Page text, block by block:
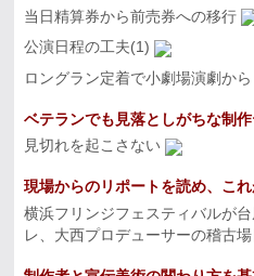
当日精算券から前売券への移行
公演日程の工夫(1)
ロングラン定着で小劇場演劇か
ベテランでも見落としがちな制
見切れを起こさない
現場からのリポートを読め、これ
横浜フリンジフェスティバルが
レ、大西プロデューサーの稽古